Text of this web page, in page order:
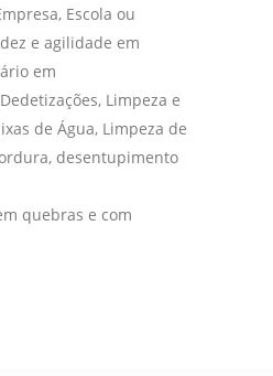
Escola ou
e agilidade em
em
Limpeza e
de Água, Limpeza de
desentupimento
quebras e com